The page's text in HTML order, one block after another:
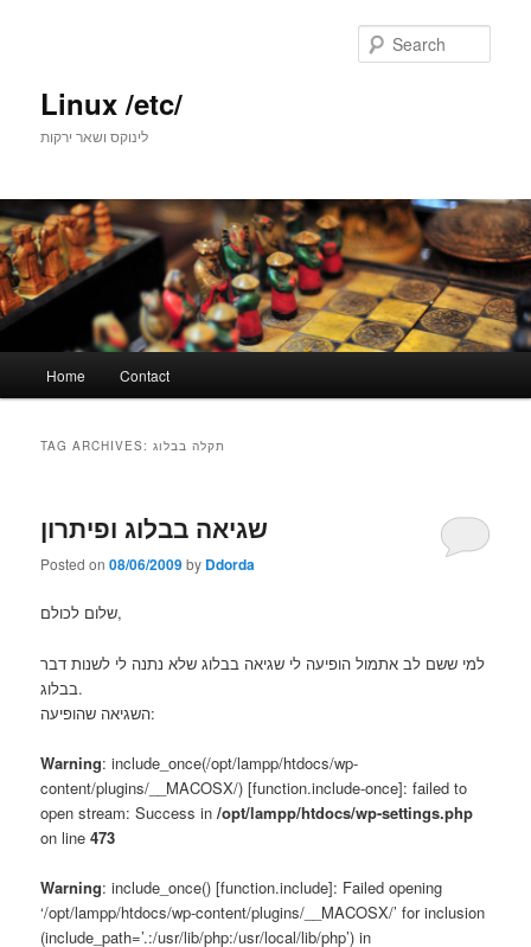
Linux /etc/
לינוקס ושאר ירקות
Home Contact
TAG ARCHIVES:תקלה בבלוג
שגיאה בבלוג ופיתרון
Posted on08/06/2009by Ddorda
שלום לכולם,
למי ששם לב אתמול הופיעה לי שגיאה בבלוג שלא נתנה לי לשנות דבר
בבלוג.
השגיאה שהופיעה:
Warning: include_once(/opt/lampp/htdocs/wp-
content/plugins/__MACOSX/) [function.include-once]: failed to
open stream: Success in/opt/lampp/htdocs/wp-settings.php
on line473
Warning: include_once() [function.include]: Failed opening
‘/opt/lampp/htdocs/wp-content/plugins/__MACOSX/’ for inclusion
(include_path=’.:/usr/lib/php:/usr/local/lib/php’) in